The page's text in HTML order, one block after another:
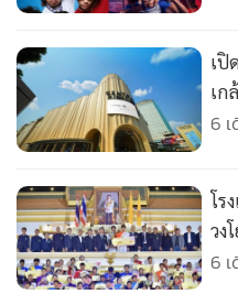
• CbizReview
• Cyber BIZ
• ผู้จัดกวน
• Good health & Well-being
• Green Innovation & SD
• Management & HR
• MGR Live
• Infographic
• การเมือง
ม.
เปิ
เก
6
โร
วง
เดิ
6